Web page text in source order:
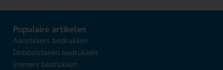
Populaire artikelen
Aanstekers bedrukken
Dobbelstenen bedrukken
Emmers bedrukken